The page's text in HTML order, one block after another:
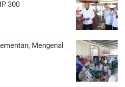
300
Mengenal